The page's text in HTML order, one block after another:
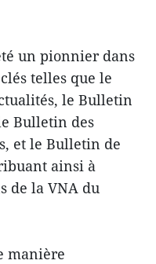
un pionnier dans
telles que le
le Bulletin
Bulletin des
et le Bulletin de
ainsi à
de la VNA du
manière